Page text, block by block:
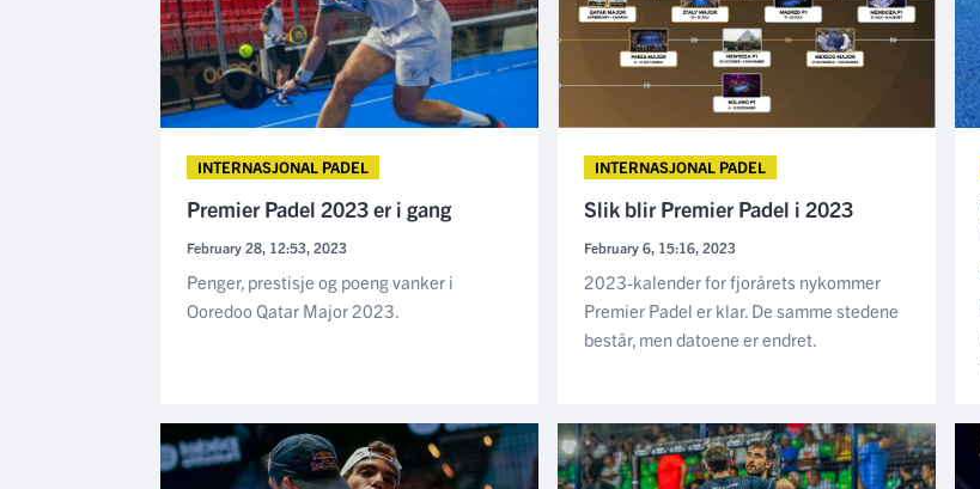
INTERNASJONAL PADEL
Premier Padel 2023 er i gang
February 28, 12:53, 2023
Penger, prestisje og poeng vanker i
Ooredoo Qatar Major 2023.
INTERNASJONAL PADEL
Slik blir Premier Padel i 2023
February 6, 15:16, 2023
2023-kalender for fjorårets nykommer
Premier Padel er klar. De samme stedene
består, men datoene er endret.